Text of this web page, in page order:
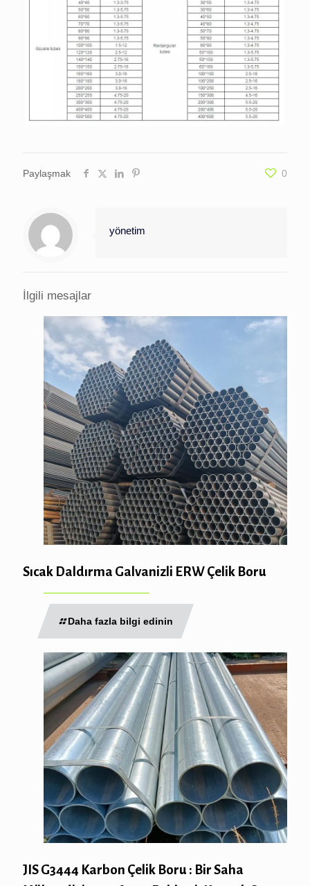
Paylaşmak 0
yönetim
İlgili mesajlar
Sıcak Daldırma Galvanizli ERW Çelik Boru
Daha fazla bilgi edinin
JIS G3444 Karbon Çelik Boru : Bir Saha